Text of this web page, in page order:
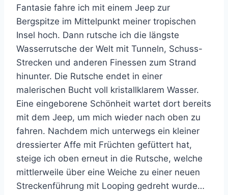
Fantasie fahre ich mit einem Jeep zur
Bergspitze im Mittelpunkt meiner tropischen
Insel hoch. Dann rutsche ich die längste
Wasserrutsche der Welt mit Tunneln, Schuss-
Strecken und anderen Finessen zum Strand
hinunter. Die Rutsche endet in einer
malerischen Bucht voll kristallklarem Wasser.
Eine eingeborene Schönheit wartet dort bereits
mit dem Jeep, um mich wieder nach oben zu
fahren. Nachdem mich unterwegs ein kleiner
dressierter Affe mit Früchten gefüttert hat,
steige ich oben erneut in die Rutsche, welche
mittlerweile über eine Weiche zu einer neuen
Streckenführung mit Looping gedreht wurde…